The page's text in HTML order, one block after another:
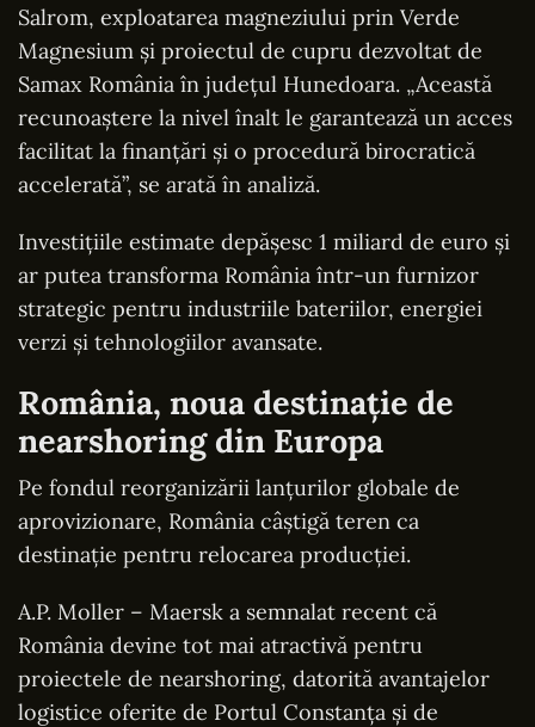
Salrom, exploatarea magneziului prin Verde
Magnesium și proiectul de cupru dezvoltat de
Samax România în județul Hunedoara. „Această
recunoaștere la nivel înalt le garantează un acces
facilitat la finanțări și o procedură birocratică
accelerată”, se arată în analiză.
Investițiile estimate depășesc 1 miliard de euro și
ar putea transforma România într-un furnizor
strategic pentru industriile bateriilor, energiei
verzi și tehnologiilor avansate.
România, noua destinație de
nearshoring din Europa
Pe fondul reorganizării lanțurilor globale de
aprovizionare, România câștigă teren ca
destinație pentru relocarea producției.
A.P. Moller – Maersk a semnalat recent că
România devine tot mai atractivă pentru
proiectele de nearshoring, datorită avantajelor
logistice oferite de Portul Constanța și de